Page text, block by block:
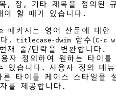
, 장, 기타 제목을 정의된
야 할 때가 있습니다.
패키지는 영어 산문에 대한
.
titlecase-dwim 함수(C-c w
재 줄/단락을 변환합니다.
자 정의하여 원하는 타이틀
있습니다. 사용자 정의 메뉴
른 타이틀 케이스 스타일을
를 제공합니다.